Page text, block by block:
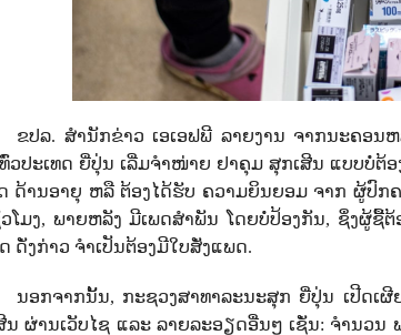
ຂປລ. ສຳນັກຂ່າວ ເອເອຟພີ ລາຍງານ ຈາກນະຄອນ
ວປະເທດ ຍີ່ປຸ່ນ ເລີ່ມຈຳໜ່າຍ ຢາຄຸມ ສຸກເສີນ ແບບບໍ່ຕ້
ດ້ານອາຍຸ ຫລື ຕ້ອງໄດ້ຮັບ ຄວາມຍິນຍອມ ຈາກ ຜູ້ປົກຄ
ວໂມງ, ພາຍຫລັງ ມີເພດສຳພັນ ໂດຍບໍ່ປ້ອງກັນ, ​ຊຶ່ງຜູ້
ດັ່ງກ່າວ ຈຳເປັນຕ້ອງມີໃບສັ່ງແພດ.
ນອກຈາກນັ້ນ, ກະຊວງສາທາລະນະສຸກ ຍີ່ປຸ່ນ ເປີດ
ນ ຜ່ານເວັບໄຊ ແລະ ລາຍລະອຽດອື່ນໆ ເຊັ່ນ: ຈຳນວ